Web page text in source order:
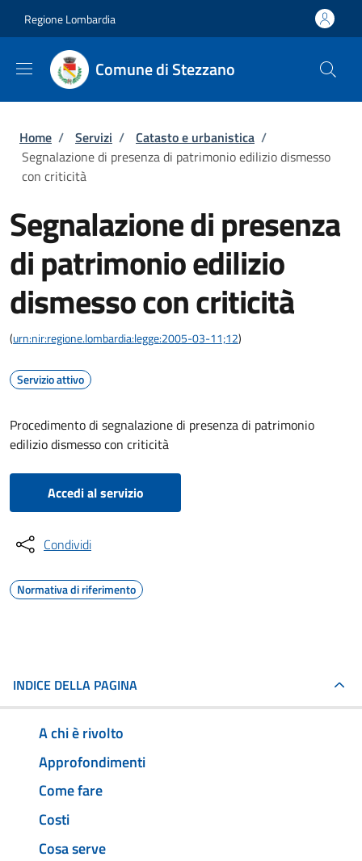
Regione Lombardia
Comune di Stezzano
Briciole di pane
Home / Servizi / Catasto e urbanistica /
Segnalazione di presenza di patrimonio edilizio dismesso
con criticità
Segnalazione di presenza
di patrimonio edilizio
dismesso con criticità
(urn:nir:regione.lombardia:legge:2005-03-11;12)
Servizio attivo
Procedimento di segnalazione di presenza di patrimonio
edilizio dismesso con criticità
Accedi al servizio
Condividi
Normativa di riferimento
INDICE DELLA PAGINA
A chi è rivolto
Approfondimenti
Come fare
Costi
Cosa serve